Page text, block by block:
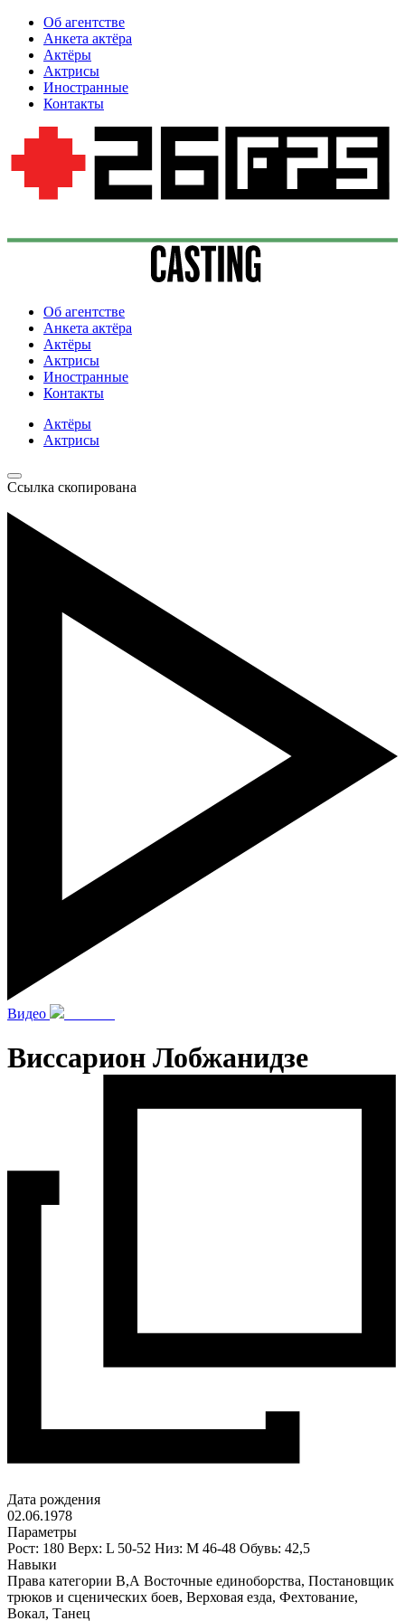
Об агентстве
Анкета актёра
Актёры
Актрисы
Иностранные
Контакты
Об агентстве
Анкета актёра
Актёры
Актрисы
Иностранные
Контакты
Актёры
Актрисы
Ссылка скопирована
Видео
Виссарион Лобжанидзе
Дата рождения
02.06.1978
Параметры
Рост: 180 Верх: L 50-52 Низ: М 46-48 Обувь: 42,5
Навыки
Права категории В,А Восточные единоборства, Постановщик
трюков и сценических боев, Верховая езда, Фехтование,
Вокал, Танец